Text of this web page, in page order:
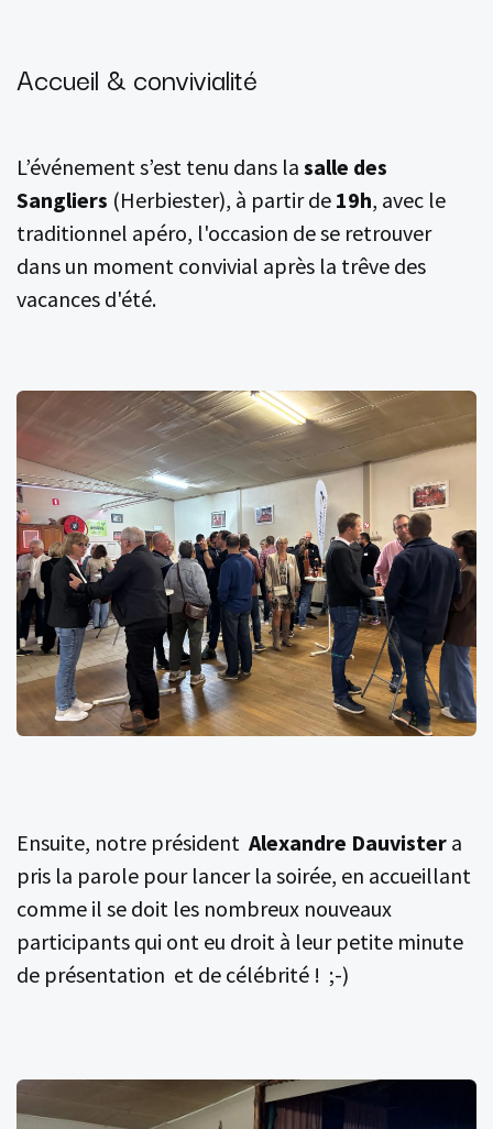
Accueil & convivialité
L’événement s’est tenu dans la salle des
Sangliers (Herbiester), à partir de 19h, avec le
traditionnel apéro, l'occasion de se retrouver
dans un moment convivial après la trêve des
vacances d'été.
Ensuite, notre président Alexandre Dauvister a
pris la parole pour lancer la soirée, en accueillant
comme il se doit les nombreux nouveaux
participants qui ont eu droit à leur petite minute
de présentation et de célébrité ! ;-)